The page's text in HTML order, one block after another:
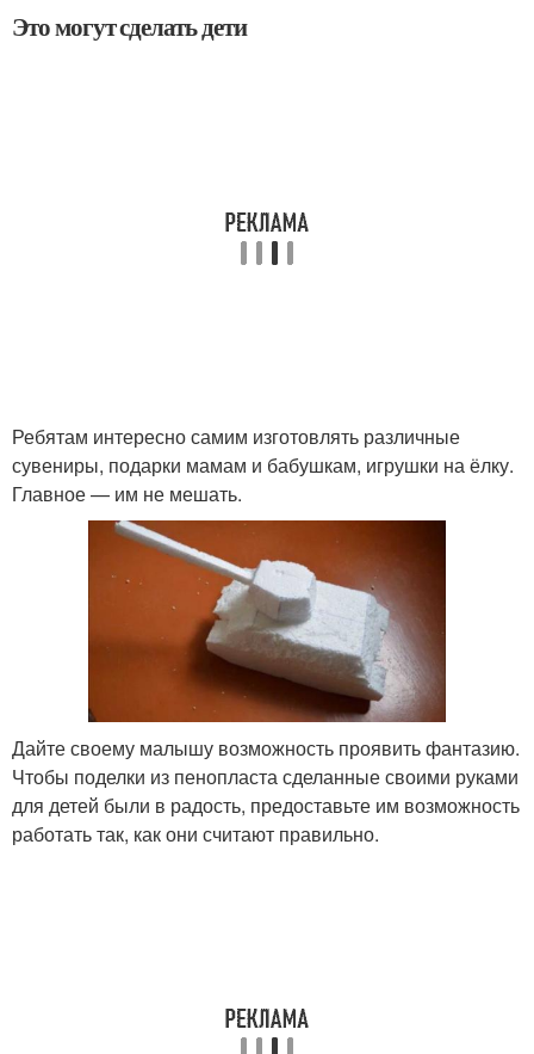
Это могут сделать дети
Ребятам интересно самим изготовлять различные
сувениры, подарки мамам и бабушкам, игрушки на ёлку.
Главное — им не мешать.
Дайте своему малышу возможность проявить фантазию.
Чтобы поделки из пенопласта сделанные своими руками
для детей были в радость, предоставьте им возможность
работать так, как они считают правильно.